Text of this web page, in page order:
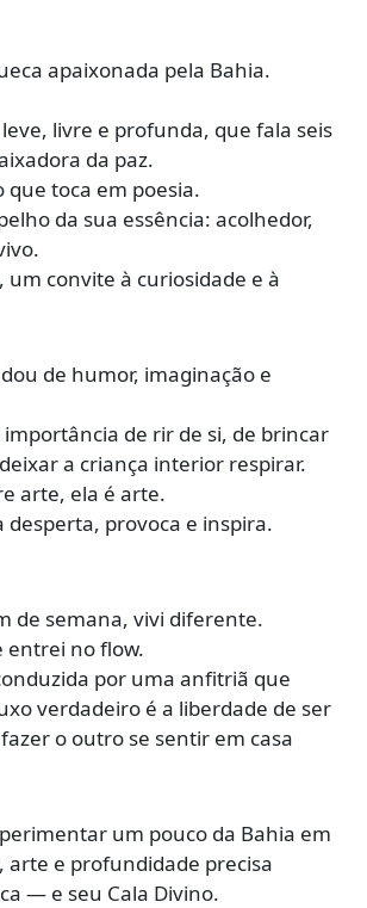
apaixonada pela Bahia.
livre e profunda, que fala seis
da paz.
que toca em poesia.
da sua essência: acolhedor,
um convite à curiosidade e à
de humor, imaginação e
de rir de si, de brincar
a criança interior respirar.
arte, ela é arte.
desperta, provoca e inspira.
de semana, vivi diferente.
entrei no flow.
por uma anfitriã que
verdadeiro é a liberdade de ser
o outro se sentir em casa
um pouco da Bahia em
arte e profundidade precisa
— e seu Cala Divino.